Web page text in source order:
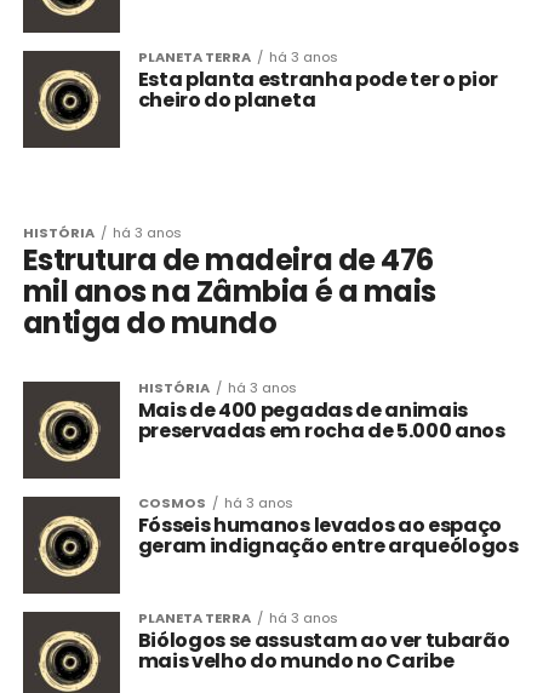
PLANETA TERRA há 3 anos
Esta planta estranha pode ter o pior
cheiro do planeta
HISTÓRIA há 3 anos
Estrutura de madeira de 476
mil anos na Zâmbia é a mais
antiga do mundo
HISTÓRIA há 3 anos
Mais de 400 pegadas de animais
preservadas em rocha de 5.000 anos
COSMOS há 3 anos
Fósseis humanos levados ao espaço
geram indignação entre arqueólogos
PLANETA TERRA há 3 anos
Biólogos se assustam ao ver tubarão
mais velho do mundo no Caribe